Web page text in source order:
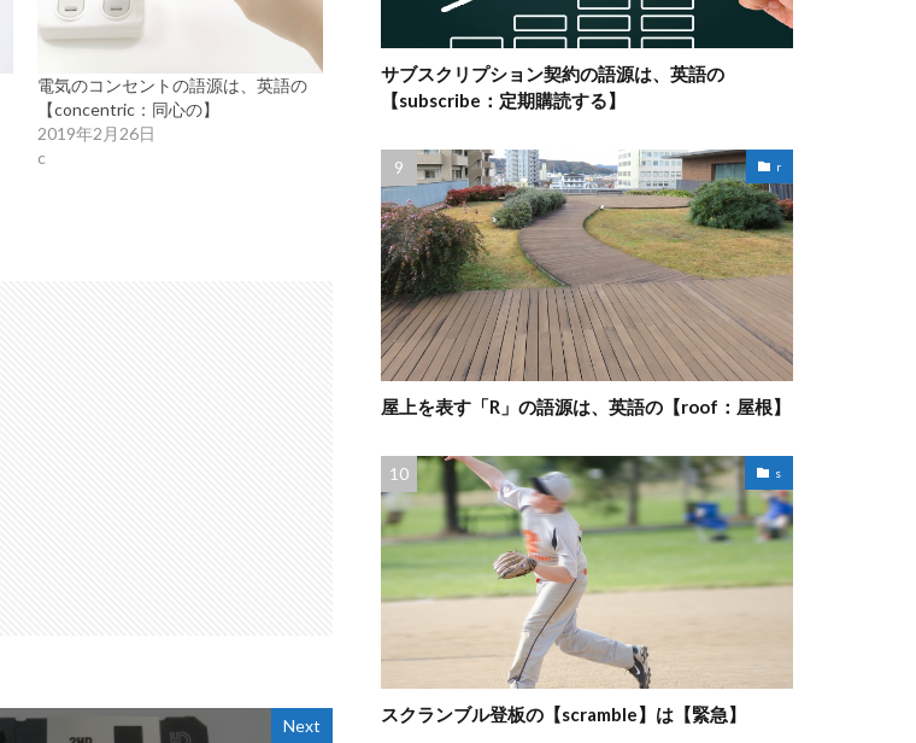
電気のコンセントの語源は、英語の
【concentric：同心の】
2019年2月26日
c
Next
サブスクリプション契約の語源は、英語の
【subscribe：定期購読する】
r
屋上を表す「R」の語源は、英語の【roof：屋根】
s
スクランブル登板の【scramble】は【緊急】